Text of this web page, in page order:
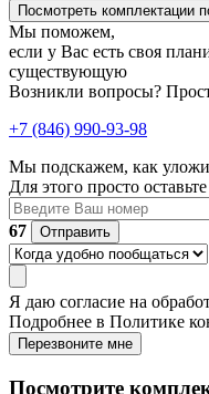
Посмотреть комплектации
Мы поможем,
если у Вас есть своя
существующую
Возникли вопросы?
+7 (846) 990-93-98
Мы подскажем, как
Для этого просто
67
Отправить
Я даю согласие на
Подробнее в Политике
Перезвоните мне
Посмотрите